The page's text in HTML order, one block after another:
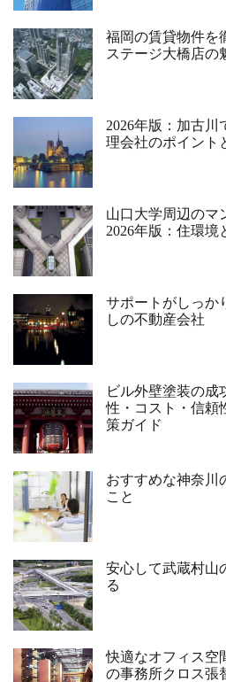
福岡の賃貸物件を
ステージ大橋店の
2026年版：加古川
理会社のポイント
山口大学周辺のマ
2026年版：住環境
サポートがしっか
しの不動産会社
ビル外壁塗装の成
性・コスト・信頼
策ガイド
おすすめな神奈川
こと
安心して武蔵村山
る
快適なオフィス空
の事務所クロス張